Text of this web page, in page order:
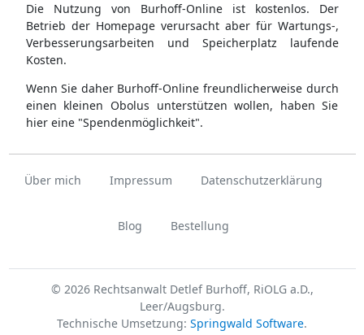
Die Nutzung von Burhoff-Online ist kostenlos. Der
Betrieb der Homepage verursacht aber für Wartungs-,
Verbesserungsarbeiten und Speicherplatz laufende
Kosten.
Wenn Sie daher Burhoff-Online freundlicherweise durch
einen kleinen Obolus unterstützen wollen, haben Sie
hier eine "Spendenmöglichkeit".
Über mich Impressum Datenschutzerklärung
Blog Bestellung
© 2026 Rechtsanwalt Detlef Burhoff, RiOLG a.D.,
Leer/Augsburg.
Technische Umsetzung: Springwald Software.